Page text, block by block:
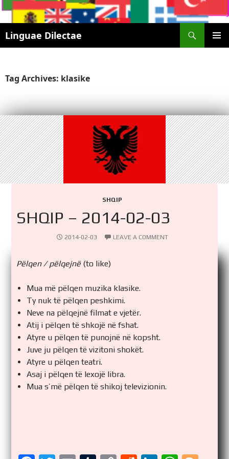
Linguae Dilectae
SKIP
Tag Archives: klasike
SHQIP
SHQIP – 2014-02-03
2014-02-03 LEAVE A COMMENT
Pëlqen / pëlqejnë (to like)
Mua më pëlqen muzika klasike.
Ty nuk të pëlqen peshkimi.
Neve na pëlqejnë filmat e vjetër.
Atij i pëlqen të shkojë në fshat.
Atyre u pëlqen të punojnë në kopsht.
Juve ju pëlqen të vizitoni shokët.
Atyre u pëlqen teatri.
Asaj i pëlqen të lexojë libra.
Mua s’më pëlqen të shikoj televizionin.